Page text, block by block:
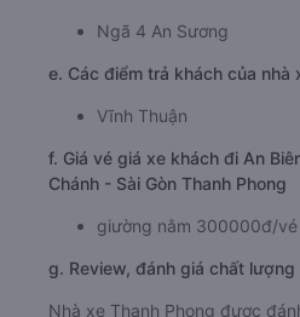
Ngã 4 An Sương
e. Các điểm trả khách của nhà
Vĩnh Thuận
f. Giá vé giá xe khách đi An
Chánh - Sài Gòn Thanh Phong
giường nằm 300000đ/vé
g. Review, đánh giá chất lượng
Nhà xe Thanh Phong được